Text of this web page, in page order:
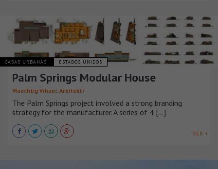
CASAS URBANAS ESTADOS UNIDOS
Palm Springs Modular House
Maechtig Vrhunc Arhitekti
The Palm Springs project involved a strong branding
strategy for the manufacturer. A series of 4 [...]
VER +